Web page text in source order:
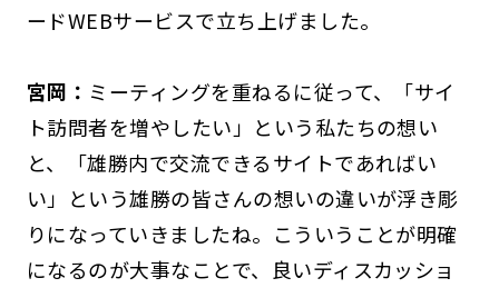
ードWEBサービスで立ち上げました。
宮岡： ミーティングを重ねるに従って、「サイ
ト訪問者を増やしたい」という私たちの想い
と、「雄勝内で交流できるサイトであればい
い」という雄勝の皆さんの想いの違いが浮き彫
りになっていきましたね。こういうことが明確
になるのが大事なことで、良いディスカッショ